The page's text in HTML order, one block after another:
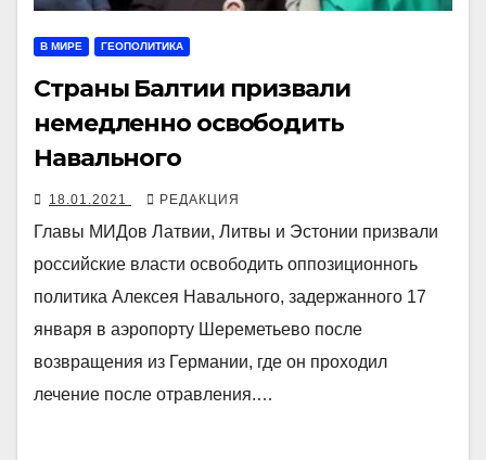
В МИРЕ ГЕОПОЛИТИКА
Страны Балтии призвали
немедленно освободить
Навального
18.01.2021 РЕДАКЦИЯ
Главы МИДов Латвии, Литвы и Эстонии призвали
российские власти освободить оппозиционногь
политика Алексея Навального, задержанного 17
января в аэропорту Шереметьево после
возвращения из Германии, где он проходил
лечение после отравления.…